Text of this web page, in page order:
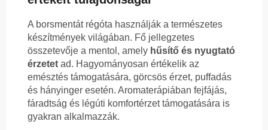
A borsmentát régóta használják a természetes
készítmények világában. Fő jellegzetes
összetevője a mentol, amely hűsítő és nyugtató
érzetet ad. Hagyományosan értékelik az
emésztés támogatására, görcsös érzet, puffadás
és hányinger esetén. Aromaterápiában fejfájás,
fáradtság és légúti komfortérzet támogatására is
gyakran alkalmazzák.